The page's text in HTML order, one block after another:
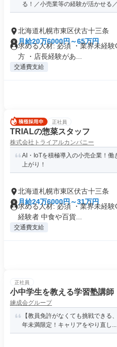
る！／小売業等の経験が活かせる
北海道札幌市東区伏古十三条
月給20万6000円～65万円
求める人材: 必須 ・業界未経
方 ・店長経験があ...
交通費支給
正社員
TRIALの惣菜スタッフ
株式会社トライアルカンパニー
AI・IoTを積極導入の小売企業！
上がり！
北海道札幌市東区伏古十三条
月給24万6000円～31万円
求める人材: 必須 ・業界未経
経験者 中食や百貨...
交通費支給
正社員
小中学生を教える学習塾講師
練成会グループ
【教員免許がなくても挑戦できる
年未満限定！キャリアをやり直し...